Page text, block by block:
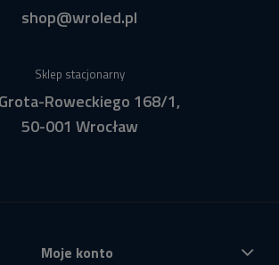
shop@wroled.pl
Sklep stacjonarny
Roweckiego 168/1,
50-001 Wrocław
Moje konto